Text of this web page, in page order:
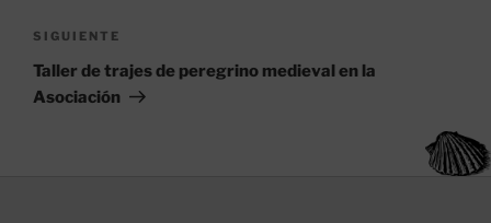
Siguiente
entrada
SIGUIENTE
Taller de trajes de peregrino medieval en la
Asociación